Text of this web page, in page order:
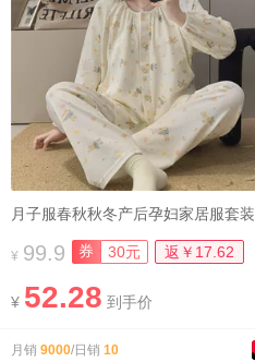
月子服春秋秋冬产后孕妇家居服套装
¥ 99.9 券 30元 返￥17.62
¥ 52.28 到手价
月销 9000/日销 10